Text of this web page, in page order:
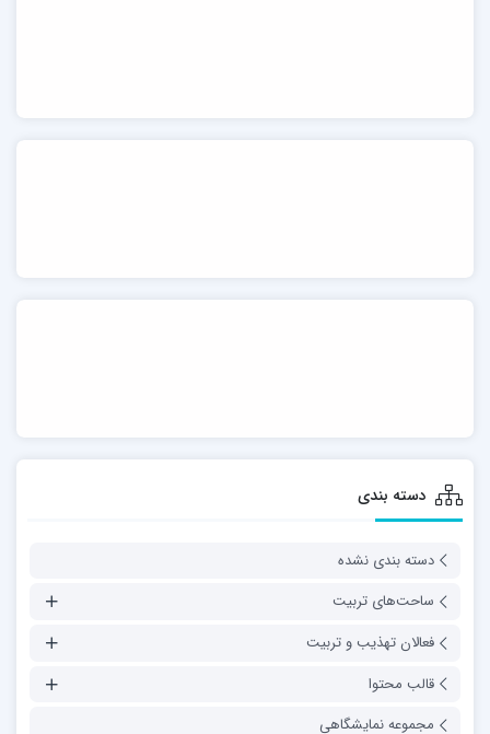
دسته بندی
دسته بندی نشده
ساحت‌های تربیت
فعالان تهذیب و تربیت
قالب محتوا
مجموعه نمایشگاهی